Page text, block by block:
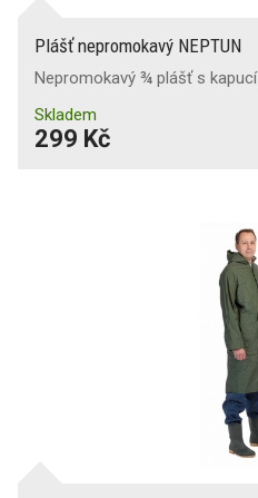
Plášť nepromokavý NEPTUN
Nepromokavý ¾ plášť s kapucí
Skladem
299 Kč